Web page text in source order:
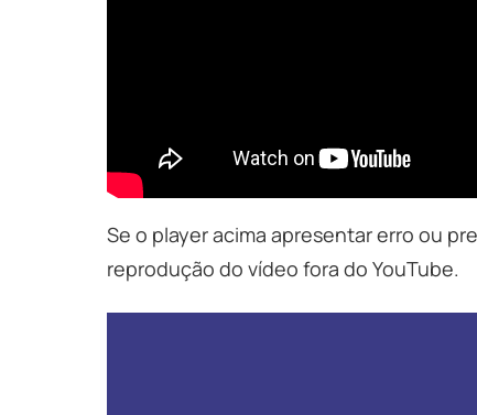
Se o player acima apresentar erro ou
reprodução do vídeo fora do YouTube.